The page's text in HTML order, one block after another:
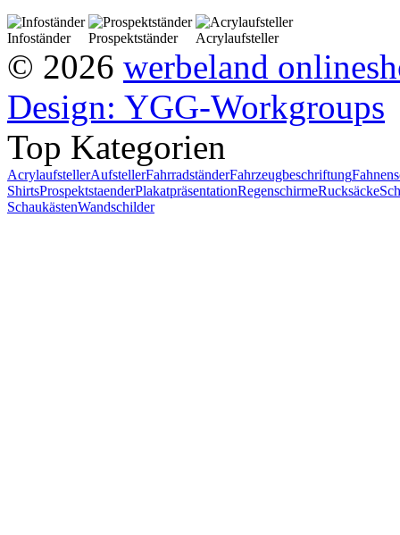
Infoständer Prospektständer Acrylaufsteller
© 2026 werbeland
Design: YGG-Workgroups
Top Kategorien
AcrylaufstellerAufstellerFahrradständerFahrzeugbeschriftung
ShirtsProspektstaenderPlakatpräsentationRegenschirmeRucksäcke
SchaukästenWandschilder